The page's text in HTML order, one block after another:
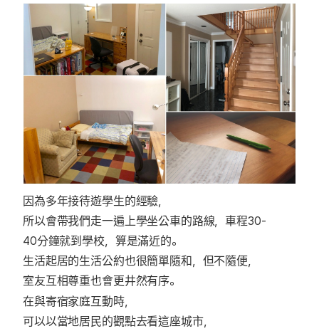
因為多年接待遊學生的經驗，
所以會帶我們走一遍上學坐公車的路線，車程30-
40分鐘就到學校，算是滿近的。
生活起居的生活公約也很簡單隨和，但不隨便，
室友互相尊重也會更井然有序。
在與寄宿家庭互動時，
可以以當地居民的觀點去看這座城市，